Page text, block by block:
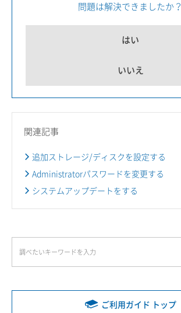
ご利用ガイド トップ
問題は解決できましたか？
はい
いいえ
関連記事
追加ストレージ/ディスクを設定する
Administratorパスワードを変更する
システムアップデートをする